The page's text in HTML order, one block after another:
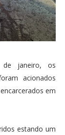
de janeiro, os
acionados
em
estando um